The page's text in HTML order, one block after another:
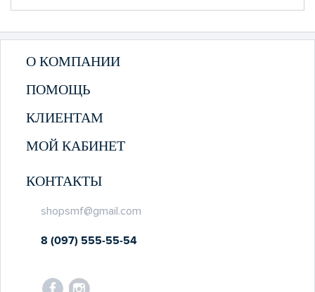
О КОМПАНИИ
ПОМОЩЬ
КЛИЕНТАМ
МОЙ КАБИНЕТ
КОНТАКТЫ
shopsmf@gmail.com
8 (097) 555-55-54